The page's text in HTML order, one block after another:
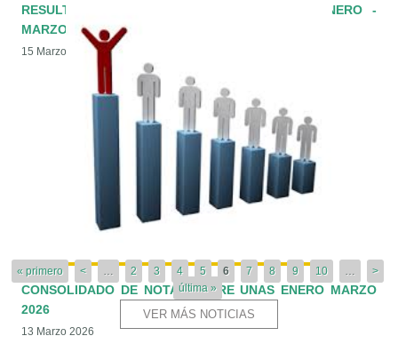
RESULTADOS FINALES CEPRE UNAS CICLO ENERO -
MARZO 2026
15 Marzo 2026
CONSOLIDADO DE NOTAS CEPRE UNAS ENERO MARZO
2026
13 Marzo 2026
« primero < … 2 3 4 5 6 7 8 9 10 …
>
última »
VER MÁS NOTICIAS